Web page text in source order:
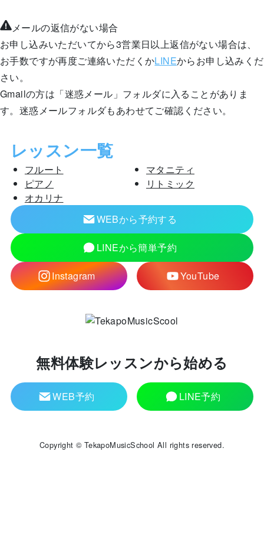
メールの返信がない場合
お申し込みいただいてから3営業日以上返信がない場合は、
お手数ですが再度ご連絡いただくかLINEからお申し込みくだ
さい。
Gmailの方は「迷惑メール」フォルダに入ることがありま
す。迷惑メールフォルダもあわせてご確認ください。
レッスン一覧
フルート
ピアノ
オカリナ
マタニティ
リトミック
WEBから予約する
LINEから簡単予約
Instagram YouTube
無料体験レッスンから始める
WEB予約 LINE予約
Copyright © TekapoMusicSchool All rights reserved.